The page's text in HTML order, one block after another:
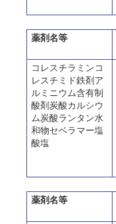
薬剤名等
コレスチラミンコ
レスチミド鉄剤ア
ルミニウム含有制
酸剤炭酸カルシウ
ム炭酸ランタン水
和物セベラマー塩
酸塩
薬剤名等